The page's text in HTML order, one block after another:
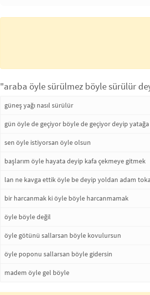
"araba öyle sürülmez böyle sürülür
güneş yağı nasıl sürülür
gün öyle de geçiyor böyle de geçiyor deyip
sen öyle istiyorsan öyle olsun
başlarım öyle hayata deyip kafa çekmeye gitmek
lan ne kavga ettik öyle be deyip yoldan adam
bir harcanmak ki öyle böyle harcanmamak
öyle böyle değil
öyle götünü sallarsan böyle kovulursun
öyle poponu sallarsan böyle gidersin
madem öyle gel böyle